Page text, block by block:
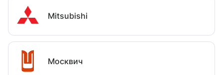
Mitsubishi
Москвич